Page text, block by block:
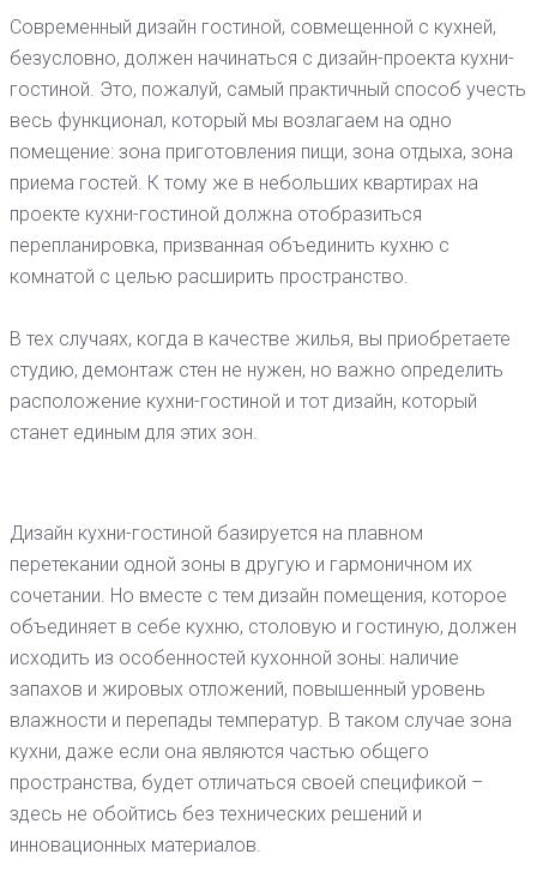
Современный дизайн гостиной, совмещенной с кухней,
безусловно, должен начинаться с дизайн-проекта кухни-
гостиной. Это, пожалуй, самый практичный способ учесть
весь функционал, который мы возлагаем на одно
помещение: зона приготовления пищи, зона отдыха, зона
приема гостей. К тому же в небольших квартирах на
проекте кухни-гостиной должна отобразиться
перепланировка, призванная объединить кухню с
комнатой с целью расширить пространство.
В тех случаях, когда в качестве жилья, вы приобретаете
студию, демонтаж стен не нужен, но важно определить
расположение кухни-гостиной и тот дизайн, который
станет единым для этих зон.
Дизайн кухни-гостиной базируется на плавном
перетекании одной зоны в другую и гармоничном их
сочетании. Но вместе с тем дизайн помещения, которое
объединяет в себе кухню, столовую и гостиную, должен
исходить из особенностей кухонной зоны: наличие
запахов и жировых отложений, повышенный уровень
влажности и перепады температур. В таком случае зона
кухни, даже если она являются частью общего
пространства, будет отличаться своей спецификой –
здесь не обойтись без технических решений и
инновационных материалов.